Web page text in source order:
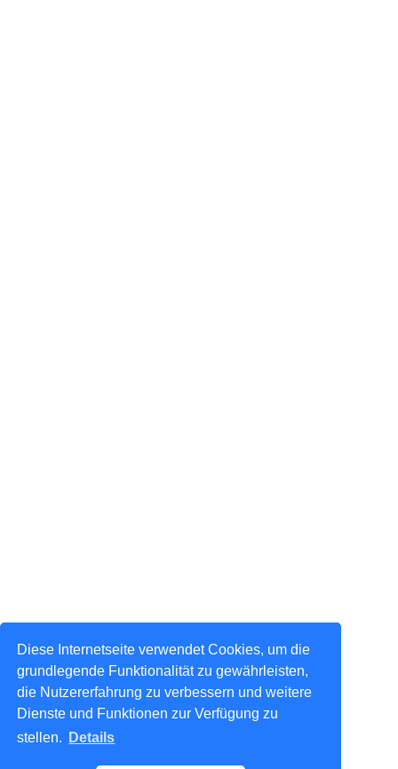
Diese Internetseite verwendet Cookies, um die
grundlegende Funktionalität zu gewährleisten,
die Nutzererfahrung zu verbessern und weitere
Dienste und Funktionen zur Verfügung zu
stellen.
Details